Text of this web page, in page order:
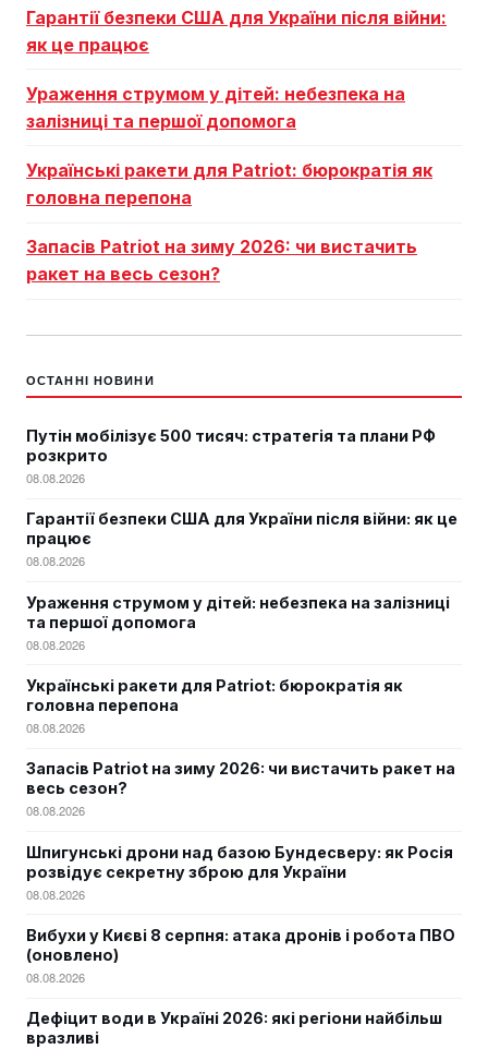
Гарантії безпеки США для України після війни:
як це працює
Ураження струмом у дітей: небезпека на
залізниці та першої допомога
Українські ракети для Patriot: бюрократія як
головна перепона
Запасів Patriot на зиму 2026: чи вистачить
ракет на весь сезон?
ОСТАННІ НОВИНИ
Путін мобілізує 500 тисяч: стратегія та плани РФ
розкрито
08.08.2026
Гарантії безпеки США для України після війни: як це
працює
08.08.2026
Ураження струмом у дітей: небезпека на залізниці
та першої допомога
08.08.2026
Українські ракети для Patriot: бюрократія як
головна перепона
08.08.2026
Запасів Patriot на зиму 2026: чи вистачить ракет на
весь сезон?
08.08.2026
Шпигунські дрони над базою Бундесверу: як Росія
розвідує секретну зброю для України
08.08.2026
Вибухи у Києві 8 серпня: атака дронів і робота ПВО
(оновлено)
08.08.2026
Дефіцит води в Україні 2026: які регіони найбільш
вразливі